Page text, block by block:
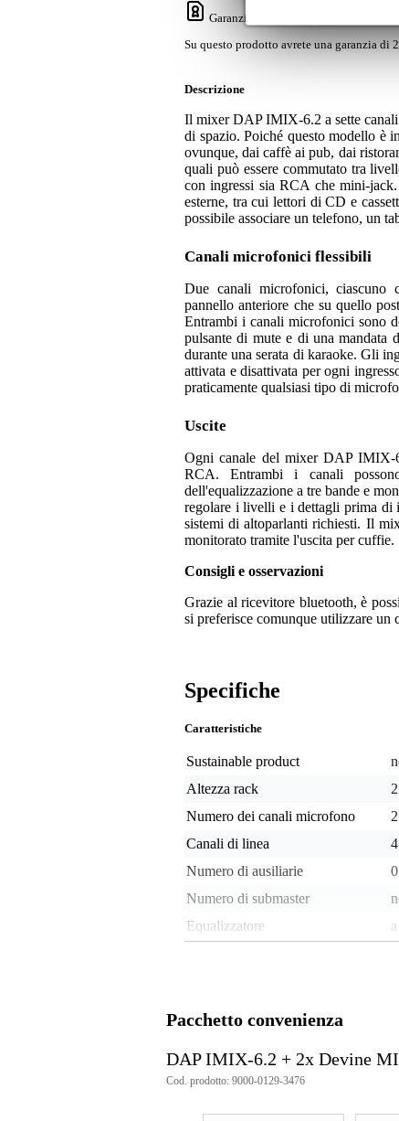
Garanzia Bax Music
Su questo prodotto avrete una garanzia di
Descrizione
Il mixer DAP IMIX-6.2 a sette
di spazio. Poiché questo modello è
ovunque, dai caffè ai pub, dai
quali può essere commutato tra
con ingressi sia RCA che mini-
esterne, tra cui lettori di CD e
possibile associare un telefono, un
Canali microfonici flessibili
Due canali microfonici, ciascuno
pannello anteriore che su quello
Entrambi i canali microfonici sono
pulsante di mute e di una mandata
durante una serata di karaoke. Gli
attivata e disattivata per ogni
praticamente qualsiasi tipo di
Uscite
Ogni canale del mixer DAP IMIX-
RCA. Entrambi i canali
dell'equalizzazione a tre bande e
regolare i livelli e i dettagli prima di
sistemi di altoparlanti richiesti. Il
monitorato tramite l'uscita per cuffie.
Consigli e osservazioni
Grazie al ricevitore bluetooth, è
si preferisce comunque utilizzare un
Specifiche
Caratteristiche
Sustainable product
Altezza rack
Numero dei canali microfono
2
Canali di linea
4
Numero di ausiliarie
0
Numero di submaster
Equalizzatore
Uscita cuffie
sì
Controllo volume
Pacchetto convenienza
DAP IMIX-6.2 + 2x Devine
Cod. prodotto: 9000-0129-3476